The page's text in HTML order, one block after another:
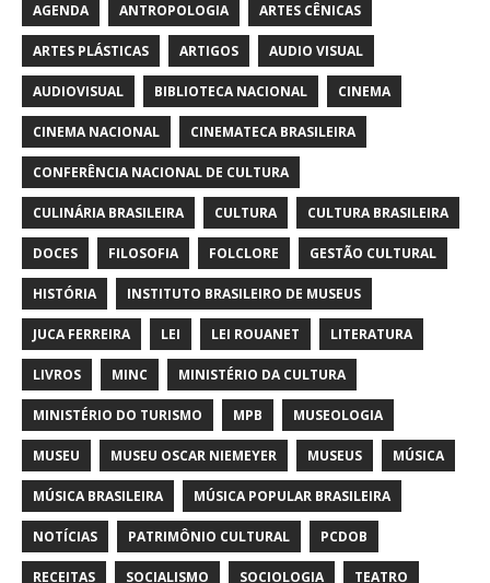
AGENDA ANTROPOLOGIA ARTES CÊNICAS
ARTES PLÁSTICAS ARTIGOS AUDIO VISUAL
AUDIOVISUAL BIBLIOTECA NACIONAL CINEMA
CINEMA NACIONAL CINEMATECA BRASILEIRA
CONFERÊNCIA NACIONAL DE CULTURA
CULINÁRIA BRASILEIRA CULTURA CULTURA BRASILEIRA
DOCES FILOSOFIA FOLCLORE GESTÃO CULTURAL
HISTÓRIA INSTITUTO BRASILEIRO DE MUSEUS
JUCA FERREIRA LEI LEI ROUANET LITERATURA
LIVROS MINC MINISTÉRIO DA CULTURA
MINISTÉRIO DO TURISMO MPB MUSEOLOGIA
MUSEU MUSEU OSCAR NIEMEYER MUSEUS MÚSICA
MÚSICA BRASILEIRA MÚSICA POPULAR BRASILEIRA
NOTÍCIAS PATRIMÔNIO CULTURAL PCDOB
RECEITAS SOCIALISMO SOCIOLOGIA TEATRO